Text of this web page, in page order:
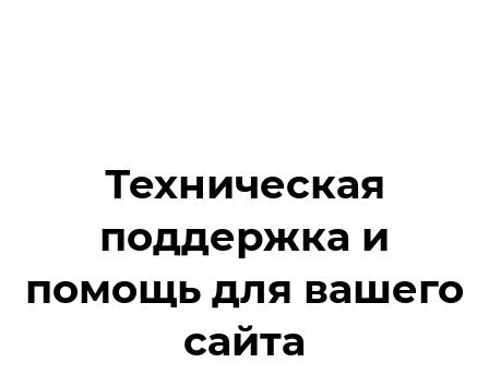
Техническая
поддержка и
помощь для вашего
сайта